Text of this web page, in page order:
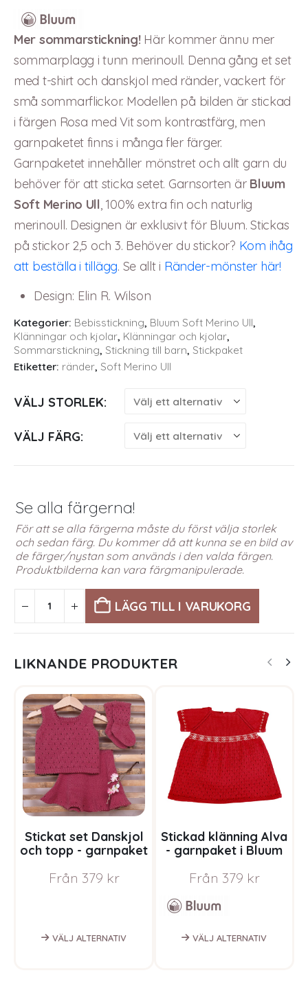
Mer sommarstickning!Här kommer ännu mer
sommarplagg i tunn merinoull. Denna gång et set
med t-shirt och danskjol med ränder, vackert för
små sommarflickor. Modellen på bilden är stickad
i färgen Rosa med Vit som kontrastfärg, men
garnpaketet finns i många fler färger.
Garnpaketet innehåller mönstret och allt garn du
behöver för att sticka setet. Garnsorten är Bluum
Soft Merino Ull, 100% extra fin och naturlig
merinoull. Designen är exklusivt för Bluum. Stickas
på stickor 2,5 och 3. Behöver du stickor? Kom ihåg
att beställa i tillägg. Se allt i Ränder-mönster här!
Design: Elin R. Wilson
Kategorier: Bebisstickning, Bluum Soft Merino Ull,
Klänningar och kjolar, Klänningar och kjolar,
Sommarstickning, Stickning till barn, Stickpaket
Etiketter: ränder, Soft Merino Ull
VÄLJ STORLEK
VÄLJ FÄRG
Se alla färgerna!
För att se alla färgerna måste du först välja storlek
och sedan färg. Du kommer då att kunna se en bild av
de färger/nystan som används i den valda färgen.
Produktbilderna kan vara färgmanipulerade.
LÄGG TILL I VARUKORG
LIKNANDE PRODUKTER
Stickat set Danskjol
och topp - garnpaket
Ull
Från 379 kr
VÄLJ ALTERNATIV
Stickad klänning Alva
- garnpaket i Bluum
Från 379 kr
VÄLJ ALTERNATIV